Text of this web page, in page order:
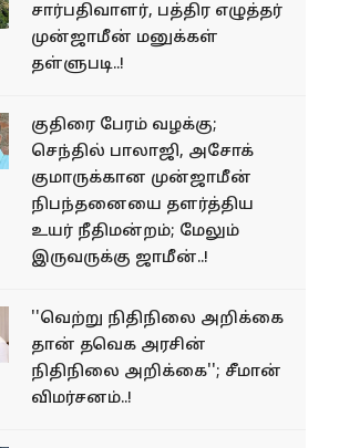
சார்பதிவாளர், பத்திர எழுத்தர்
முன்ஜாமீன் மனுக்கள்
தள்ளுபடி..!
குதிரை பேரம் வழக்கு;
செந்தில் பாலாஜி, அசோக்
குமாருக்கான முன்ஜாமீன்
நிபந்தனையை தளர்த்திய
உயர் நீதிமன்றம்; மேலும்
இருவருக்கு ஜாமீன்..!
''வெற்று நிதிநிலை அறிக்கை
தான் தவெக அரசின்
நிதிநிலை அறிக்கை''; சீமான்
விமர்சனம்..!